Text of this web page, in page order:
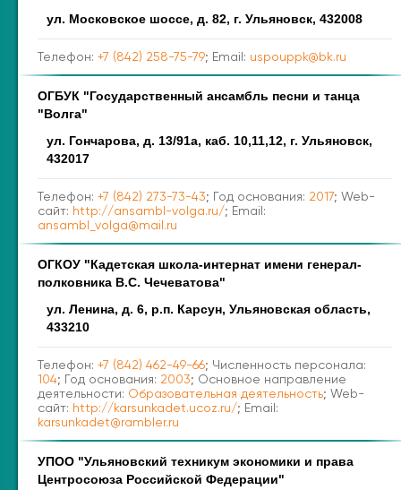
ул. Московское шоссе, д. 82, г. Ульяновск, 432008
Телефон: +7 (842) 258-75-79; Email: uspouppk@bk.ru
ОГБУК "Государственный ансамбль песни и танца
"Волга"
ул. Гончарова, д. 13/91а, каб. 10,11,12, г. Ульяновск,
432017
Телефон: +7 (842) 273-73-43; Год основания: 2017; Web-
сайт: http://ansambl-volga.ru/; Email:
ansambl_volga@mail.ru
ОГКОУ "Кадетская школа-интернат имени генерал-
полковника В.С. Чечеватова"
ул. Ленина, д. 6, р.п. Карсун, Ульяновская область,
433210
Телефон: +7 (842) 462-49-66; Численность персонала:
104; Год основания: 2003; Основное направление
деятельности: Образовательная деятельность; Web-
сайт: http://karsunkadet.ucoz.ru/; Email:
karsunkadet@rambler.ru
УПОО "Ульяновский техникум экономики и права
Центросоюза Российской Федерации"